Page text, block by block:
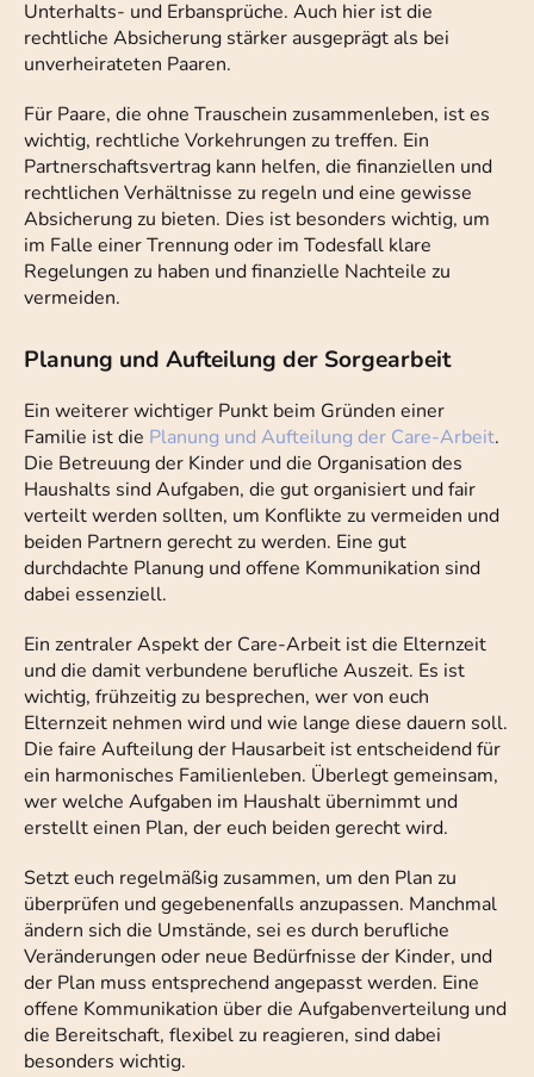
Unterhalts- und Erbansprüche. Auch hier ist die
rechtliche Absicherung stärker ausgeprägt als bei
unverheirateten Paaren.
Für Paare, die ohne Trauschein zusammenleben, ist es
wichtig, rechtliche Vorkehrungen zu treffen. Ein
Partnerschaftsvertrag kann helfen, die finanziellen und
rechtlichen Verhältnisse zu regeln und eine gewisse
Absicherung zu bieten. Dies ist besonders wichtig, um
im Falle einer Trennung oder im Todesfall klare
Regelungen zu haben und finanzielle Nachteile zu
vermeiden.
Planung und Aufteilung der Sorgearbeit
Ein weiterer wichtiger Punkt beim Gründen einer
Familie ist die Planung und Aufteilung der Care-Arbeit.
Die Betreuung der Kinder und die Organisation des
Haushalts sind Aufgaben, die gut organisiert und fair
verteilt werden sollten, um Konflikte zu vermeiden und
beiden Partnern gerecht zu werden. Eine gut
durchdachte Planung und offene Kommunikation sind
dabei essenziell.
Ein zentraler Aspekt der Care-Arbeit ist die Elternzeit
und die damit verbundene berufliche Auszeit. Es ist
wichtig, frühzeitig zu besprechen, wer von euch
Elternzeit nehmen wird und wie lange diese dauern soll.
Die faire Aufteilung der Hausarbeit ist entscheidend für
ein harmonisches Familienleben. Überlegt gemeinsam,
wer welche Aufgaben im Haushalt übernimmt und
erstellt einen Plan, der euch beiden gerecht wird.
Setzt euch regelmäßig zusammen, um den Plan zu
überprüfen und gegebenenfalls anzupassen. Manchmal
ändern sich die Umstände, sei es durch berufliche
Veränderungen oder neue Bedürfnisse der Kinder, und
der Plan muss entsprechend angepasst werden. Eine
offene Kommunikation über die Aufgabenverteilung und
die Bereitschaft, flexibel zu reagieren, sind dabei
besonders wichtig.